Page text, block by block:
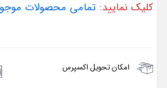
کلیک نمایید: تمامی محصولات
امکان تحویل اکسپرس